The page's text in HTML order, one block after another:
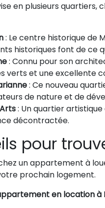
en plusieurs
: Le centre historique de
historiques font de ce
: Connu pour son
verts et une excellente
: Ce nouveau
de nature et de
: Un quartier
décontractée.
pour
en location à